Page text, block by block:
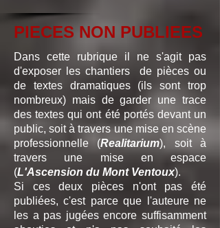
PIECES NON PUBLIEES
Dans cette rubrique il ne s'agit pas
d'exposer les chantiers de pièces ou
de textes dramatiques (ils sont trop
nombreux) mais de garder une trace
des textes qui ont été portés devant un
public, soit à travers une mise en scène
professionnelle (Realitarium), soit à
travers une mise en espace
(L'Ascension du Mont Ventoux).
Si ces deux pièces n'ont pas été
publiées, c'est parce que l'auteure ne
les a pas jugées encore suffisamment